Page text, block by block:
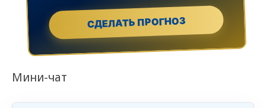
СДЕЛАТЬ ПРОГНОЗ
Мини-чат